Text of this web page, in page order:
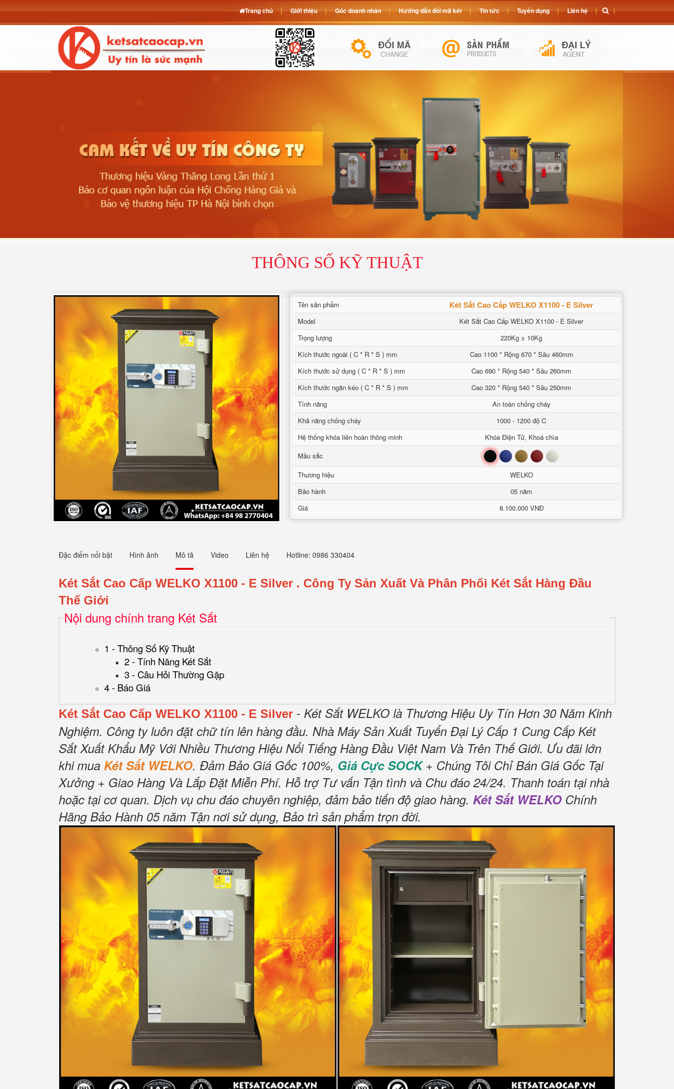
THÔNG SỐ KỸ THUẬT
Tên sản phẩm Két Sắt Cao Cấp WELKO X1100 - E Silver
Model
Két Sắt Cao Cấp WELKO X1100 - E Silver
Trọng lượng
220Kg ± 10Kg
Kích thước ngoài ( C * R * S ) mm
Cao 1100 * Rộng 670 * Sâu 460mm
Kích thước sử dụng ( C * R * S ) mm
Cao 690 * Rộng 540 * Sâu 260mm
Kích thước ngăn kéo ( C * R * S ) mm
Cao 320 * Rộng 540 * Sâu 250mm
Tính năng
An toàn chống cháy
Khả năng chống cháy
1000 - 1200 độ C
Hệ thống khóa liên hoàn thông minh
Khóa Điện Tử, Khoá chìa
Mầu sắc
Đen Xanh Nâu Đỏ Trắng
Thương hiệu
WELKO
Bảo hành
05 năm
Giá
8.100.000 VNĐ
Đặc điểm nổi bật Hình ảnh Mô tả Video Liên hệ Hotline: 0986 330404
Két Sắt Cao Cấp WELKO X1100 - E Silver . Công Ty Sản Xuất Và Phân Phối Két Sắt Hàng Đầu
Thế Giới
Nội dung chính trang Két Sắt
1 - Thông Số Kỹ Thuật
2 - Tính Năng Két Sắt
3 - Câu Hỏi Thường Gặp
4 - Báo Giá
Két Sắt Cao Cấp WELKO X1100 - E Silver - Két Sắt WELKO là Thương Hiệu Uy Tín Hơn 30 Năm Kinh
Nghiệm. Công ty luôn đặt chữ tín lên hàng đầu. Nhà Máy Sản Xuất Tuyển Đại Lý Cấp 1 Cung Cấp Két
Sắt Xuất Khẩu Mỹ Với Nhiều Thương Hiệu Nổi Tiếng Hàng Đầu Việt Nam Và Trên Thế Giới. Ưu đãi lớn
khi mua Két Sắt WELKO. Đảm Bảo Giá Gốc 100%, Giá Cực SOCK+ Chúng Tôi Chỉ Bán Giá Gốc Tại
Xưởng + Giao Hàng Và Lắp Đặt Miễn Phí. Hỗ trợ Tư vấn Tận tình và Chu đáo 24/24. Thanh toán tại nhà
hoặc tại cơ quan. Dịch vụ chu đáo chuyên nghiệp, đảm bảo tiến độ giao hàng. Két Sắt WELKO Chính
Hãng Bảo Hành 05 năm Tận nơi sử dụng, Bảo trì sản phẩm trọn đời.
Trang chủ Giới thiệu Góc doanh nhân Hướng dẫn đổi mã két Tin tức Tuyển dụng Liên hệ